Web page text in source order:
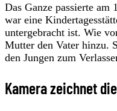
Das Ganze passierte am
war eine
untergebracht ist. Wie
Mutter den Vater hinzu.
den Jungen zum
Kamera zeichnet